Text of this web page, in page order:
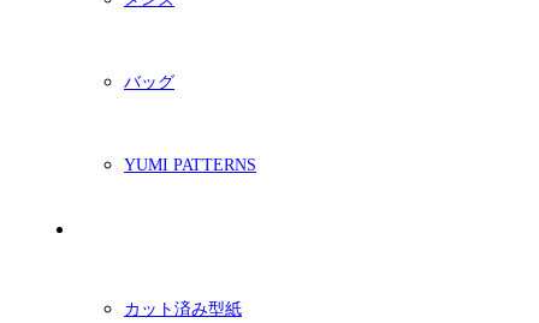
バッグ
YUMI PATTERNS
カット済み型紙